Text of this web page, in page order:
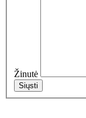
Žinutė